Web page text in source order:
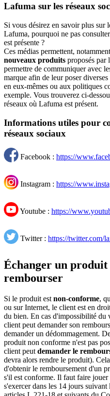
Lafuma sur les réseaux
Si vous désirez en savoir plus sur
Lafuma, pourquoi ne pas
est présente ?
Ces médias permettent,
nouveaux produits proposés par
permettre de communiquer avec
marque afin de leur poser
en eux-mêmes ou aux politiques
exemple. Vous trouverez ci-
réseaux où Lafuma est présent.
Informations utiles pour
réseaux sociaux
Facebook : https://
Instagram : https://
Youtube : https://
Twitter : https://twitter.com/
Échanger un produit
rembourser
Si le produit est non-conforme,
ou sur Internet, le client est en
du bien. En cas d'impossibilité du
client peut demander son
demander un dédommagement.
produit non conforme n'est pas
client peut demander le
devra alors rendre le produit).
d'obtenir le remboursement d'un
s'il est conforme. Il faut faire
s'exercer dans les 14 jours